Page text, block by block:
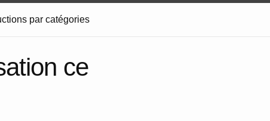
par catégories
ce